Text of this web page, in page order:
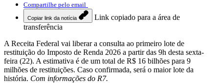
Compartilhe pelo email
Copiar link da notícia
Link copiado para a área de
transferência
A Receita Federal vai liberar a consulta ao primeiro lote de
restituição do Imposto de Renda 2026 a partir das 9h desta sexta-
feira (22). A estimativa é de um total de R$ 16 bilhões para 9
milhões de restituições. Caso confirmada, será o maior lote da
história. Com informações do R7.